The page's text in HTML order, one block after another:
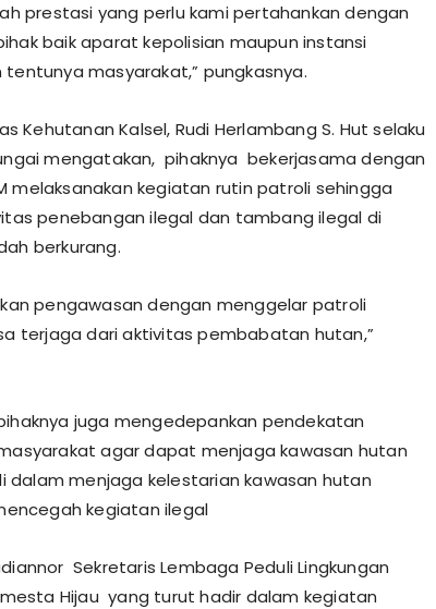
prestasi yang perlu kami pertahankan dengan
baik aparat kepolisian maupun instansi
masyarakat,” pungkasnya.
Kehutanan Kalsel, Rudi Herlambang S. Hut selaku
mengatakan, pihaknya bekerjasama dengan
melaksanakan kegiatan rutin patroli sehingga
penebangan ilegal dan tambang ilegal di
berkurang.
pengawasan dengan menggelar patroli
terjaga dari aktivitas pembabatan hutan,”
juga mengedepankan pendekatan
agar dapat menjaga kawasan hutan
dalam menjaga kelestarian kawasan hutan
kegiatan ilegal
Sekretaris Lembaga Peduli Lingkungan
Hijau yang turut hadir dalam kegiatan